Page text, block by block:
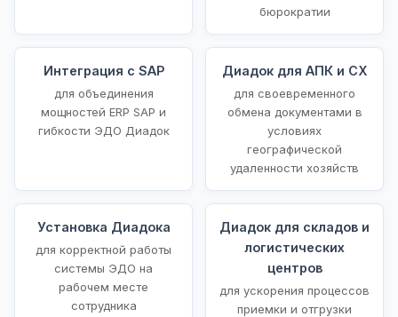
бюрократии
Интеграция с SAP
для объединения
мощностей ERP SAP и
гибкости ЭДО Диадок
Диадок для АПК и СХ
для своевременного
обмена документами в
условиях
географической
удаленности хозяйств
Установка Диадока
для корректной работы
системы ЭДО на
рабочем месте
сотрудника
Диадок для складов и
логистических
центров
для ускорения процессов
приемки и отгрузки